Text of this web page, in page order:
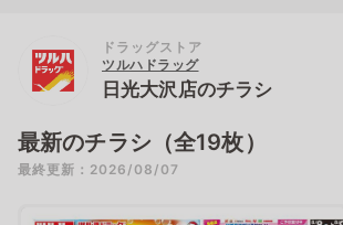
ドラッグストア
ツルハドラッグ
日光大沢店のチラシ
最新のチラシ（全19枚）
最終更新：2026/08/07